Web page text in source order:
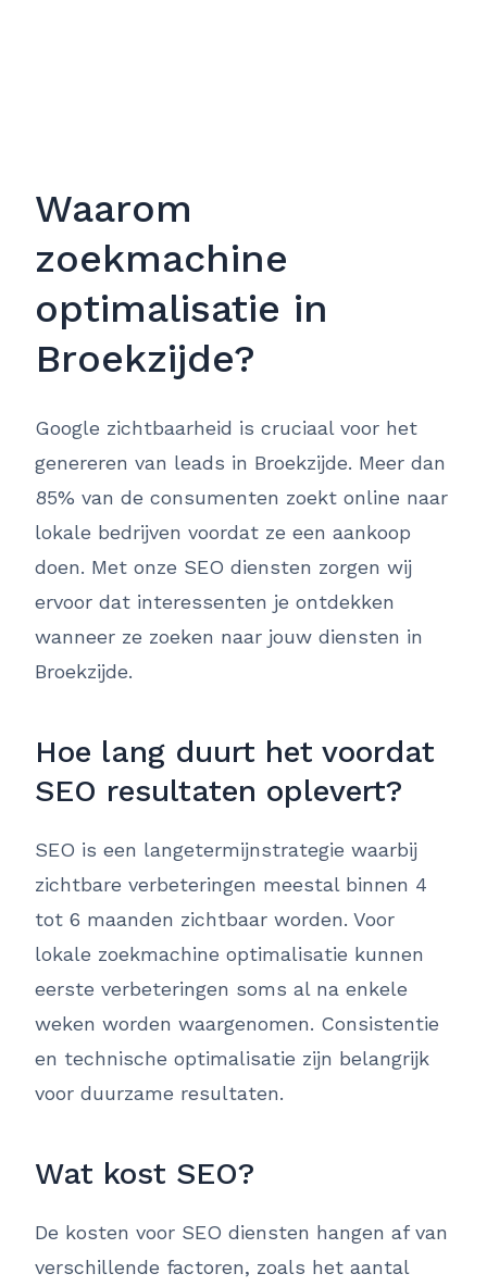
Waarom
zoekmachine
optimalisatie in
Broekzijde?
Google zichtbaarheid is cruciaal voor het
genereren van leads in Broekzijde. Meer dan
85% van de consumenten zoekt online naar
lokale bedrijven voordat ze een aankoop
doen. Met onze SEO diensten zorgen wij
ervoor dat interessenten je ontdekken
wanneer ze zoeken naar jouw diensten in
Broekzijde.
Hoe lang duurt het voordat
SEO resultaten oplevert?
SEO is een langetermijnstrategie waarbij
zichtbare verbeteringen meestal binnen 4
tot 6 maanden zichtbaar worden. Voor
lokale zoekmachine optimalisatie kunnen
eerste verbeteringen soms al na enkele
weken worden waargenomen. Consistentie
en technische optimalisatie zijn belangrijk
voor duurzame resultaten.
Wat kost SEO?
De kosten voor SEO diensten hangen af van
verschillende factoren, zoals het aantal